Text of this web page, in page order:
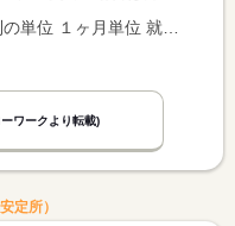
ワークより転載)
定所）